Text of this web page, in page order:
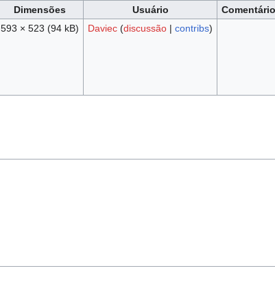
Dimensões Usuário
Comentário
593 × 523 (94 kB) Daviec (discussão| contribs)